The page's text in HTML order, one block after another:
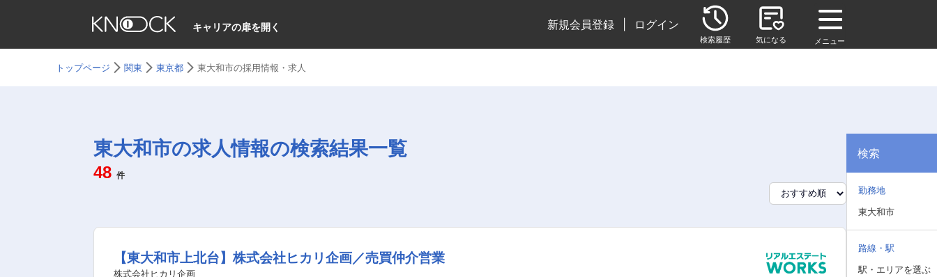
キャリアの扉を開く 新規会員登録 ログイン
検索履歴 気になる メニュー
トップページ 関東 東京都 東大和市の採用情報・求人
東大和市の求人情報の検索結果一覧
48 件
【東大和市上北台】株式会社ヒカリ企画／売買仲介営業
株式会社ヒカリ企画
検索
勤務地
東大和市
路線・駅
駅・エリアを選ぶ